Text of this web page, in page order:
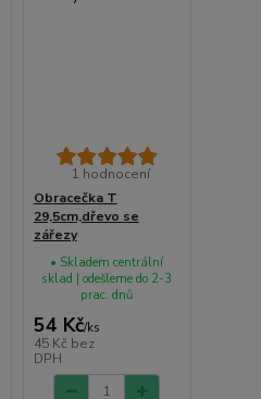
1 hodnocení
Obracečka T
29,5cm,dřevo se
zářezy
54 Kč/ks
45 Kč bez
DPH
• Skladem centrální
sklad | odešleme do 2-3
prac. dnů